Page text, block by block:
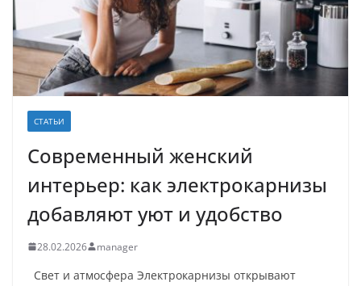
СТАТЬИ
Современный женский
интерьер: как электрокарнизы
добавляют уют и удобство
28.02.2026 manager
Свет и атмосфера Электрокарнизы открывают